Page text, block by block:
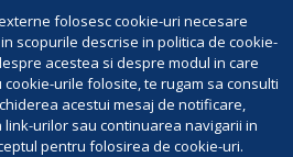
folosesc cookie-uri necesare
scopurile descrise in politica de cookie-
acestea si despre modul in care
urile folosite, te rugam sa consulti
acestui mesaj de notificare,
urilor sau continuarea navigarii in
pentru folosirea de cookie-uri.